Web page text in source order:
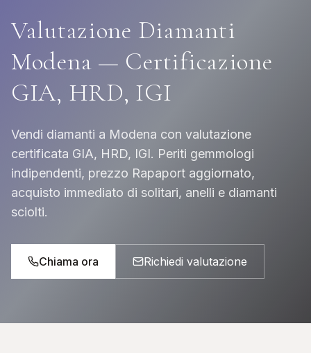
Valutazione Diamanti
Modena — Certificazione
GIA, HRD, IGI
Vendi diamanti a Modena con valutazione
certificata GIA, HRD, IGI. Periti gemmologi
indipendenti, prezzo Rapaport aggiornato,
acquisto immediato di solitari, anelli e diamanti
sciolti.
Chiama ora Richiedi valutazione